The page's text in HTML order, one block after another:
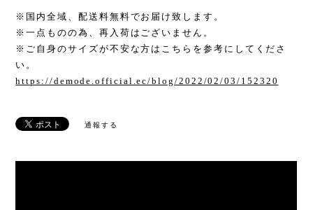
※国内全域、配送料無料でお届け致します。
※一点ものの為、再入荷はございません。
※ご自身のサイズが不安な方はこちらを参考にしてくださ
い。
https://demode.official.ec/blog/2022/02/03/152320
通報する